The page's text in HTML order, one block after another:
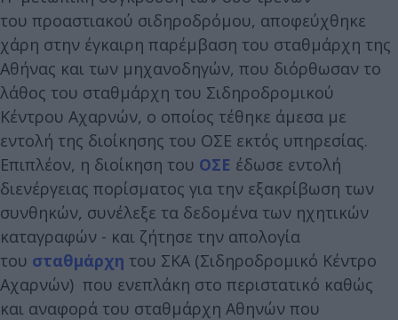
του προαστιακού σιδηροδρόμου, αποφεύχθηκε
χάρη στην έγκαιρη παρέμβαση του σταθμάρχη της
Αθήνας και των μηχανοδηγών, που διόρθωσαν το
λάθος του σταθμάρχη του Σιδηροδρομικού
Κέντρου Αχαρνών, ο οποίος τέθηκε άμεσα με
εντολή της διοίκησης του ΟΣΕ εκτός υπηρεσίας.
Επιπλέον, η διοίκηση του ΟΣΕ έδωσε εντολή
διενέργειας πορίσματος για την εξακρίβωση των
συνθηκών, συνέλεξε τα δεδομένα των ηχητικών
καταγραφών - και ζήτησε την απολογία
του σταθμάρχη του ΣΚΑ (Σιδηροδρομικό Κέντρο
Αχαρνών) που ενεπλάκη στο περιστατικό καθώς
και αναφορά του σταθμάρχη Αθηνών που